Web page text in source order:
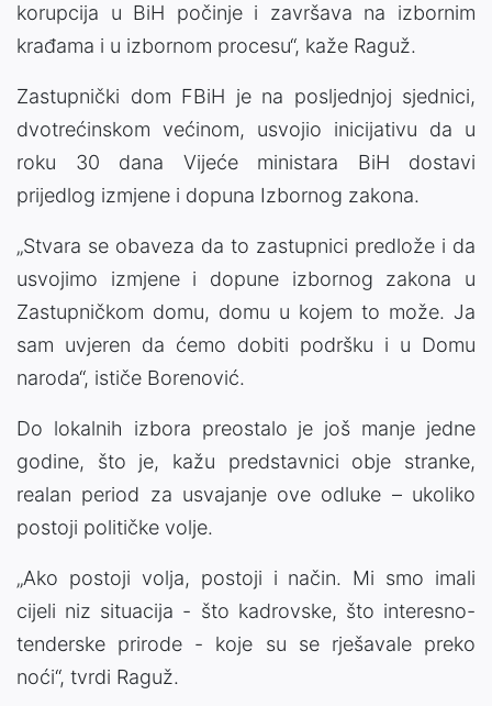
korupcija u BiH počinje i završava na izbornim
krađama i u izbornom procesu“, kaže Raguž.
Zastupnički dom FBiH je na posljednjoj sjednici,
dvotrećinskom većinom, usvojio inicijativu da u
roku 30 dana Vijeće ministara BiH dostavi
prijedlog izmjene i dopuna Izbornog zakona.
„Stvara se obaveza da to zastupnici predlože i da
usvojimo izmjene i dopune izbornog zakona u
Zastupničkom domu, domu u kojem to može. Ja
sam uvjeren da ćemo dobiti podršku i u Domu
naroda“, ističe Borenović.
Do lokalnih izbora preostalo je još manje jedne
godine, što je, kažu predstavnici obje stranke,
realan period za usvajanje ove odluke – ukoliko
postoji političke volje.
„Ako postoji volja, postoji i način. Mi smo imali
cijeli niz situacija - što kadrovske, što interesno-
tenderske prirode - koje su se rješavale preko
noći“, tvrdi Raguž.